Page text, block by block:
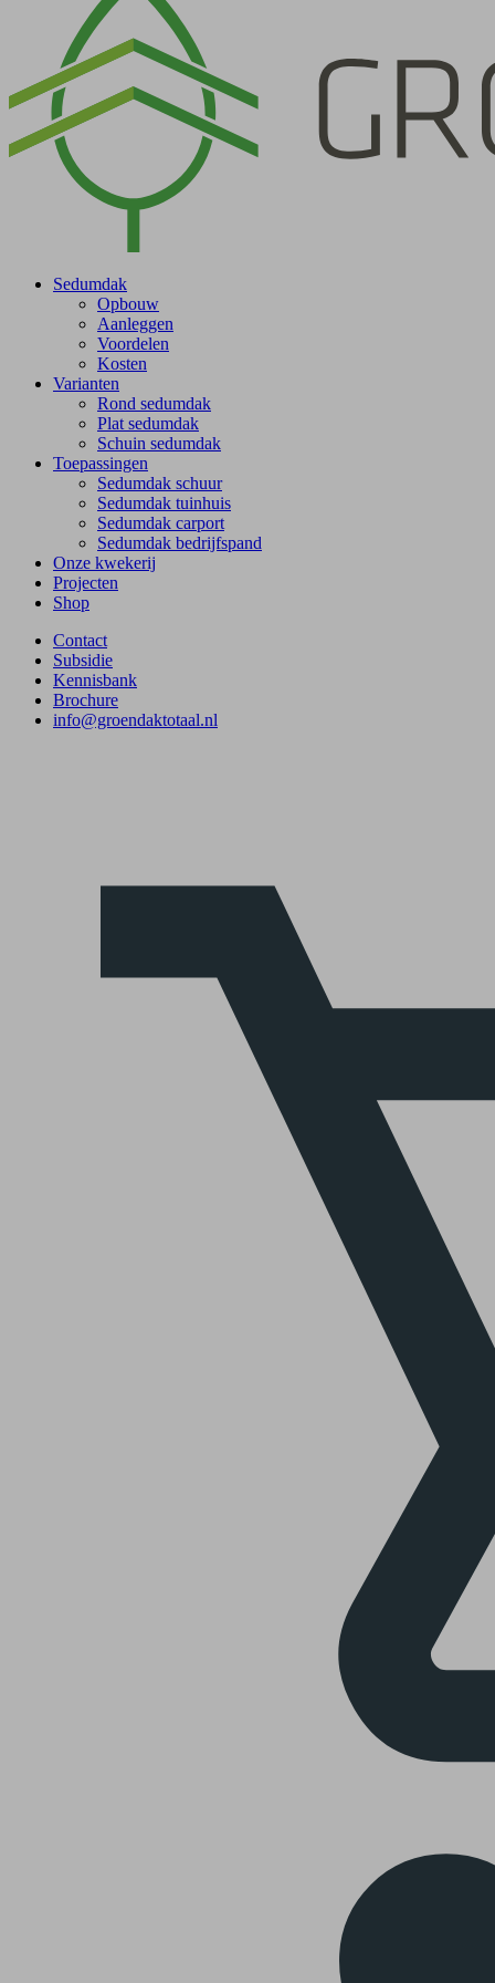
Sedumdak
Opbouw
Aanleggen
Voordelen
Kosten
Varianten
Rond sedumdak
Plat sedumdak
Schuin sedumdak
Toepassingen
Sedumdak schuur
Sedumdak tuinhuis
Sedumdak carport
Sedumdak bedrijfspand
Onze kwekerij
Projecten
Shop
Contact
Subsidie
Kennisbank
Brochure
info@groendaktotaal.nl